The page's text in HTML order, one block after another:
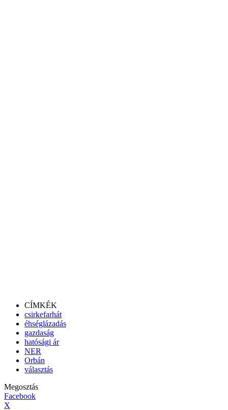
CÍMKÉK
csirkefarhát
éhséglázadás
gazdaság
hatósági ár
NER
Orbán
választás
Megosztás
Facebook
X